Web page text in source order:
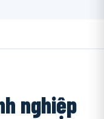
nghiệp